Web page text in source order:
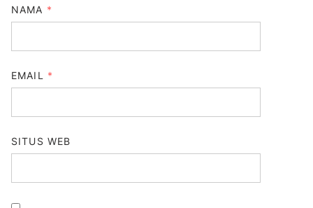
NAMA *
EMAIL *
SITUS WEB